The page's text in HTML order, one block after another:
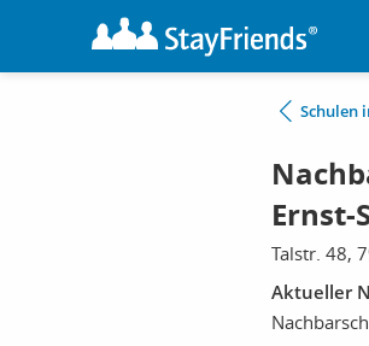
Schulen
Ernst-
Talstr. 48,
Aktueller